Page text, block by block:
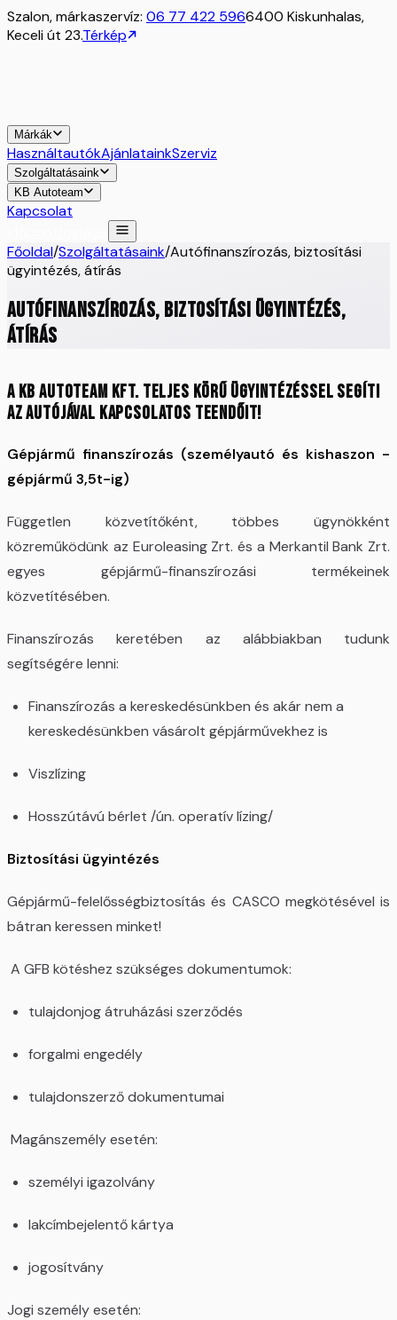
Szalon, márkaszervíz: 06 77 422 5966400 Kiskunhalas,
Keceli út 23.Térkép
Márkák
HasználtautókAjánlatainkSzerviz
Szolgáltatásaink
KB Autoteam
Kapcsolat
Főoldal/Szolgáltatásaink/Autófinanszírozás, biztosítási
ügyintézés, átírás
Autófinanszírozás, biztosítási ügyintézés,
átírás
A KB Autoteam Kft. teljes körű ügyintézéssel segíti
az autójával kapcsolatos teendőit!
Gépjármű finanszírozás (személyautó és kishaszon -
gépjármű 3,5t-ig)
Független közvetítőként, többes ügynökként
közreműködünk az Euroleasing Zrt. és a Merkantil Bank Zrt.
egyes gépjármű-finanszírozási termékeinek
közvetítésében.
Finanszírozás keretében az alábbiakban tudunk
segítségére lenni:
Finanszírozás a kereskedésünkben és akár nem a
kereskedésünkben vásárolt gépjárművekhez is
Viszlízing
Hosszútávú bérlet /ún. operatív lízing/
Biztosítási ügyintézés
Gépjármű-felelősségbiztosítás és CASCO megkötésével is
bátran keressen minket!
A GFB kötéshez szükséges dokumentumok:
tulajdonjog átruházási szerződés
forgalmi engedély
tulajdonszerző dokumentumai
Magánszemély esetén:
személyi igazolvány
lakcímbejelentő kártya
jogosítvány
Jogi személy esetén: